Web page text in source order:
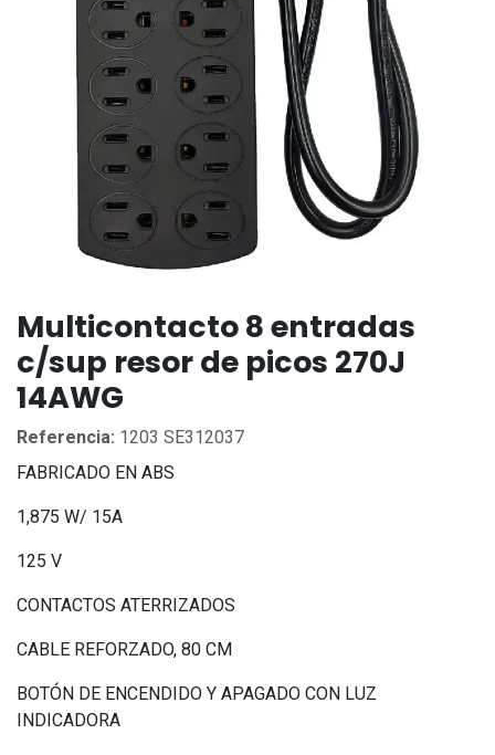
Multicontacto 8 entradas
c/sup resor de picos 270J
14AWG
Referencia: 1203 SE312037
FABRICADO EN ABS
1,875 W/ 15A
125 V
CONTACTOS ATERRIZADOS
CABLE REFORZADO, 80 CM
BOTÓN DE ENCENDIDO Y APAGADO CON LUZ
INDICADORA